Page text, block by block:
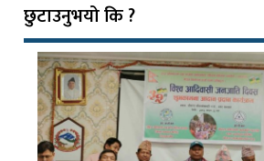
छुटाउनुभयो कि ?